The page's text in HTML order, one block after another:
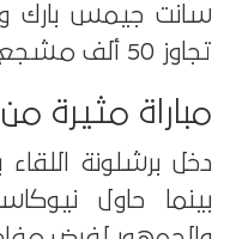
سانت جيمس
تجاوز 50 ألف مشجع.
مباراة مثيرة من
دخل برشلونة اللقاء
بينما حاول